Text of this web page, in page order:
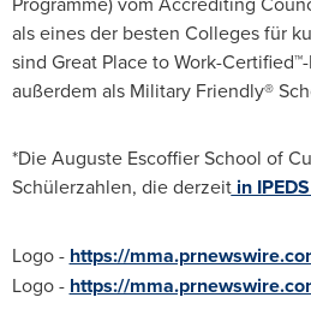
als eines der besten Colleges für
sind Great Place to Work-
außerdem als Military Friendly®
*Die Auguste Escoffier School of
Schülerzahlen, die derzeitin
Logo - https://
Logo - https://